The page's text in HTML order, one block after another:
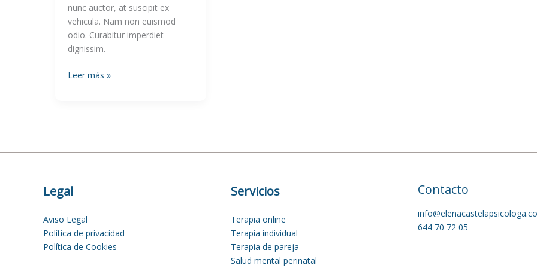
nunc auctor, at suscipit ex
vehicula. Nam non euismod
odio. Curabitur imperdiet
dignissim.
Leer más »
Legal
Aviso Legal
Política de privacidad
Política de Cookies
Servicios
Terapia online
Terapia individual
Terapia de pareja
Salud mental perinatal
Contacto
644 70 72 05